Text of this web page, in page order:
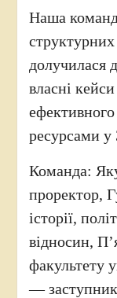
Наша
структурних
долучилася
власні
ресурсами
Команда:
проректор,
історії,
відносин,
факультету
— заступник